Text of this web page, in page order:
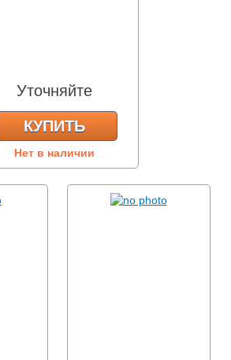
Уточняйте
КУПИТЬ
Нет в наличии